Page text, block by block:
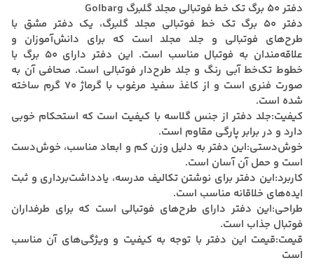
دفتر 50 برگ تک خط فوتبالی مجلد گلبرگ Golbarg
دفتر 50 برگ تک خط فوتبالی مجلد گلبرگ،
یک دفتر مشق با
طرح‌های فوتبالی و جلد مجلد است که برای دانش‌آموزان و
علاقه‌مندان به فوتبال مناسب است.
این دفتر دارای 50 برگ با
خطوط تک‌خط آبی رنگ و جلد طرح‌دار فوتبالی است. صحافی آن به
صورت فنری است و از کاغذ سفید مرغوب با گرماژ 70 گرم ساخته
شده است.
کیفیت:جلد دفتر از جنس گلاسه با کیفیت است که استحکام خوبی
دارد و در برابر پارگی مقاوم است.
خوش‌دستی:این دفتر به دلیل وزن کم و ابعاد مناسب، خوش‌دست
است و حمل آن آسان است.
کاربرد:این دفتر برای نوشتن تکالیف مدرسه، یادداشت‌برداری و ثبت
ایده‌های خلاقانه مناسب است.
طراحی:این دفتر دارای طرح‌های فوتبالی است که برای طرفداران
فوتبال جذاب است.
قیمت:قیمت این دفتر با توجه به کیفیت و ویژگی‌های آن مناسب
است